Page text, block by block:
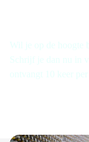
Wil je op de hoogte
Schrijf je dan nu in
ontvangt 10 keer